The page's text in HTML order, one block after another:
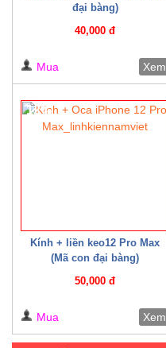
đại bàng)
40,000 đ
Mua Xem
Kính + liền keo12 Pro Max
(Mã con đại bàng)
50,000 đ
12%
Mua Xem